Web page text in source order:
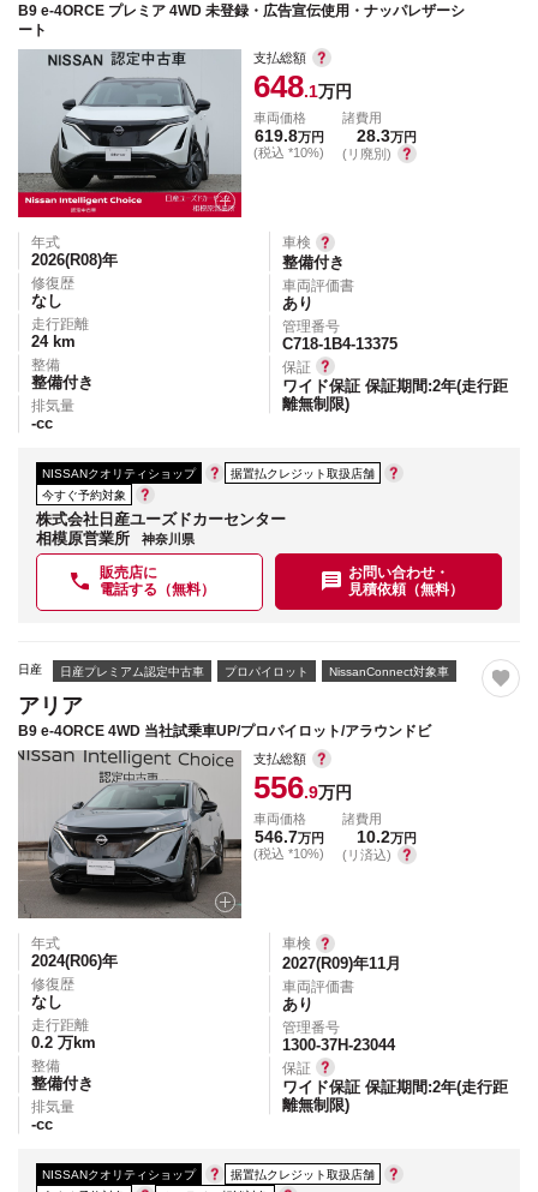
B9 e-4ORCE プレミア 4WD 未登録・広告宣伝使用・ナッパレザーシ
ート
支払総額
648.1万円
車両価格
619.8万円
(税込 *10%)
諸費用
28.3万円
(リ廃別)
年式
2026(R08)年
修復歴
なし
走行距離
24 km
整備
整備付き
排気量
-cc
車検
整備付き
車両評価書
あり
管理番号
C718-1B4-13375
保証
ワイド保証 保証期間:2年(走行距
離無制限)
NISSANクオリティショップ
据置払クレジット取扱店舗
今すぐ予約対象
株式会社日産ユーズドカーセンター
相模原営業所
神奈川県
販売店に
電話する（無料）
お問い合わせ・
見積依頼（無料）
日産 日産プレミアム認定中古車 プロパイロット NissanConnect対象車
アリア
B9 e-4ORCE 4WD 当社試乗車UP/プロパイロット/アラウンドビ
支払総額
556.9万円
車両価格
546.7万円
(税込 *10%)
諸費用
10.2万円
(リ済込)
年式
2024(R06)年
修復歴
なし
走行距離
0.2 万km
整備
整備付き
排気量
-cc
車検
2027(R09)年11月
車両評価書
あり
管理番号
1300-37H-23044
保証
ワイド保証 保証期間:2年(走行距
離無制限)
NISSANクオリティショップ
据置払クレジット取扱店舗